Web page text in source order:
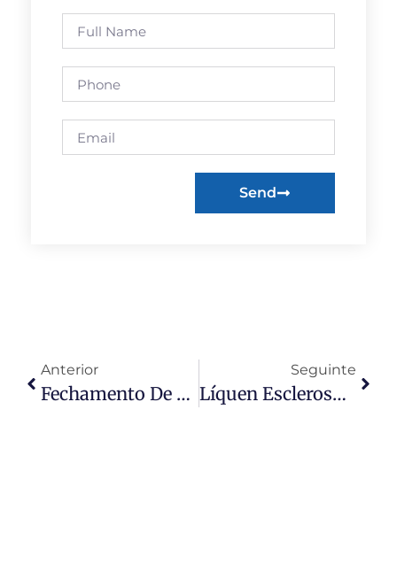
Send
Anterior
Fechamento De Fístula Anal Com Laser (FiLaC): Resultados Iniciais E Fatores Que Influenciam O Sucesso
Seguinte
Líquen Escleroso: Atualização Clínica E Patogenética